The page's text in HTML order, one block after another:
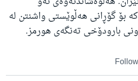
بۆ گۆڕانی هەڵوێستی واشنتن لە
بارودۆخی تەنگەی هورمز.